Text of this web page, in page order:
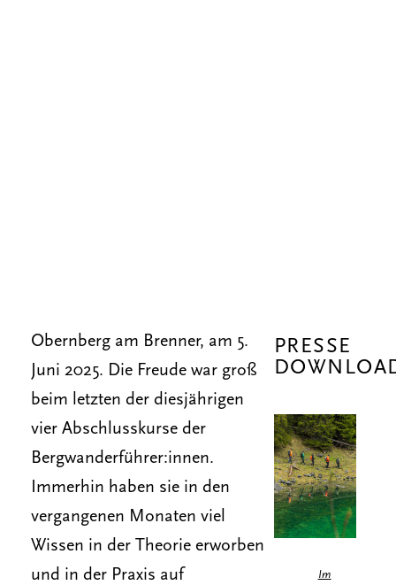
Obernberg am Brenner, am 5.
Juni 2025. Die Freude war groß
beim letzten der diesjährigen
vier Abschlusskurse der
Bergwanderführer:innen.
Immerhin haben sie in den
vergangenen Monaten viel
Wissen in der Theorie erworben
und in der Praxis auf
PRESSE
Im